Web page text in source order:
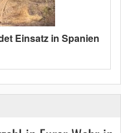
Einsatz in Spanien